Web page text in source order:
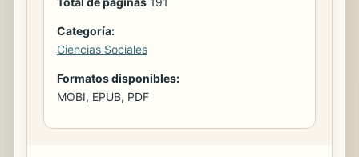
Categoría:
Ciencias Sociales
Formatos disponibles:
MOBI, EPUB, PDF